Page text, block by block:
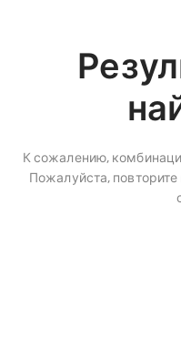
К сожалению,
Пожалуйста,